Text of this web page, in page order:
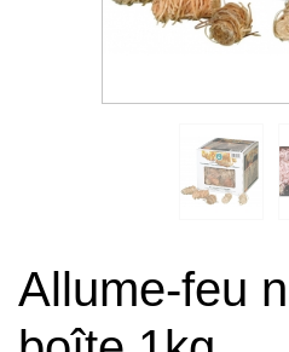
Allume-feu naturel